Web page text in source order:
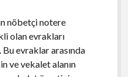
nöbetçi notere
olan evrakları
evraklar arasında
ve vekalet alanın